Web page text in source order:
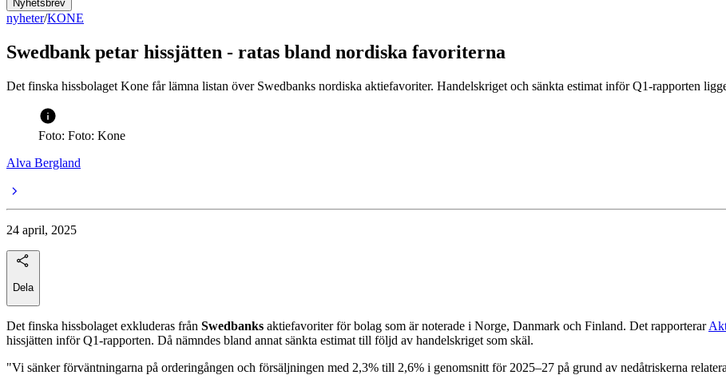
Nyhetsbrev
nyheter/KONE
Swedbank petar hissjätten - ratas bland nordiska favoriterna
Det finska hissbolaget Kone får lämna listan över Swedbanks nordiska aktiefavoriter. Handelskriget och sänkta estimat inför Q1-rapporten
Foto: Foto: Kone
Alva Bergland
24 april, 2025
Dela
Det finska hissbolaget exkluderas från Swedbanks aktiefavoriter för bolag som är noterade i Norge, Danmark och Finland. Det rapporterar
hissjätten inför Q1-rapporten. Då nämndes bland annat sänkta estimat till följd av handelskriget som skäl.
"Vi sänker förväntningarna på orderingången och försäljningen med 2,3% till 2,6% i genomsnitt för 2025–27 på grund av nedåtriskerna